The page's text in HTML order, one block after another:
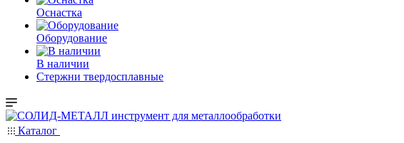
Оснастка
Оборудование
В наличии
Стержни твердосплавные
Каталог